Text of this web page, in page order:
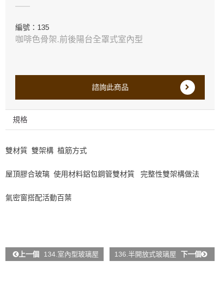
編號：135
咖啡色骨架.前後陽台全罩式室內型
諮詢此商品
規格
雙材質 雙架構 植筋方式
屋頂膠合玻璃 使用材料鋁包鋼管雙材質 完整性雙架構做法
氣密窗搭配活動百葉
上一個 134.室內型玻璃屋 136.半開放式玻璃屋 下一個